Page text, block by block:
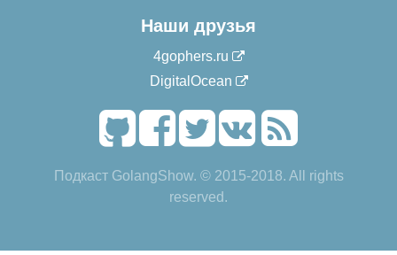
Наши друзья
4gophers.ru
DigitalOcean
Подкаст GolangShow. © 2015-2018. All rights
reserved.